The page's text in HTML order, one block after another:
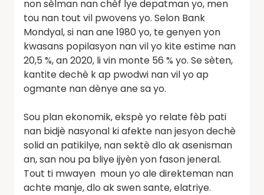
non sèlman nan chèf lye depatman yo, men
tou nan tout vil pwovens yo. Selon Bank
Mondyal, si nan ane 1980 yo, te genyen yon
kwasans popilasyon nan vil yo kite estime nan
20,5 %, an 2020, li vin monte 56 % yo. Se sèten,
kantite dechè k ap pwodwi nan vil yo ap
ogmante nan dènye ane sa yo.
Sou plan ekonomik, ekspè yo relate fèb pati
nan bidjè nasyonal ki afekte nan jesyon dechè
solid an patikilye, nan sektè dlo ak asenisman
an, san nou pa bliye ijyèn yon fason jeneral.
Tout ti mwayen moun yo ale direkteman nan
achte manje, dlo ak swen sante, elatriye.